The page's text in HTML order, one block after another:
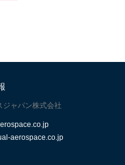
ジャパン株式会社
aerospace.co.jp